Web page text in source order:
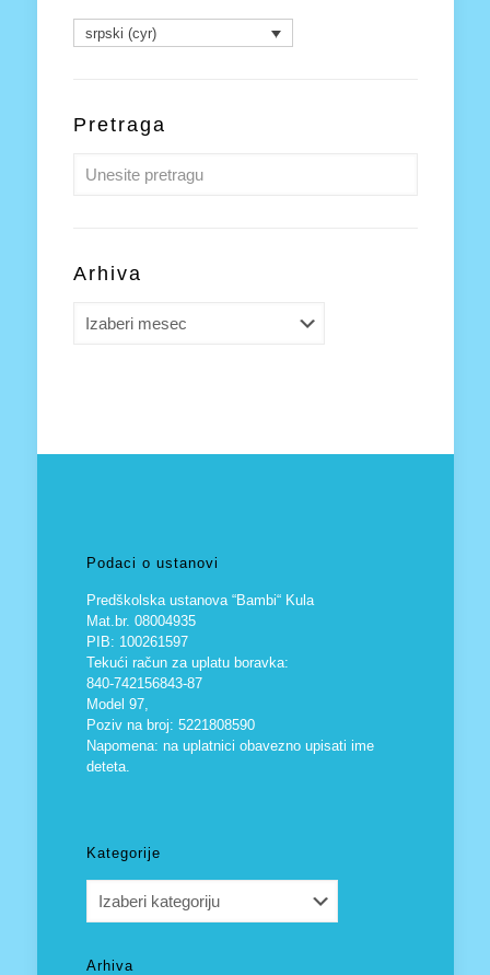
srpski (cyr)
Pretraga
Arhiva
Podaci o ustanovi
Predškolska ustanova “Bambi“ Kula
Mat.br. 08004935
PIB: 100261597
Tekući račun za uplatu boravka:
840-742156843-87
Model 97,
Poziv na broj: 5221808590
Napomena: na uplatnici obavezno upisati ime
deteta.
Kategorije
Arhiva